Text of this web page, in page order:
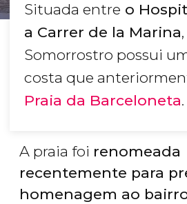
Situada entre o
a Carrer de la Marina
Somorrostro possui
costa que
Praia da Barceloneta.
A praia foi renomeada
recentemente para
homenagem ao